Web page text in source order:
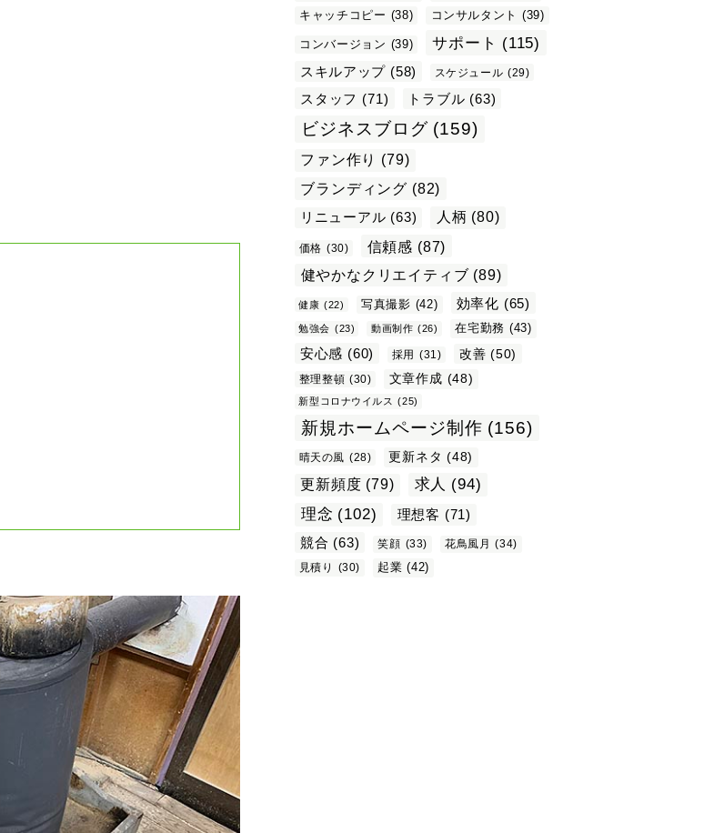
キャッチコピー (38) コンサルタント (39)
コンバージョン (39) サポート (115)
スキルアップ (58) スケジュール (29)
スタッフ (71) トラブル (63)
ビジネスブログ (159)
ファン作り
(79)
ブランディング (82)
リニューアル (63) 人柄 (80)
価格 (30) 信頼感 (87)
健やかなクリエイティブ (89)
健康 (22) 写真撮影 (42) 効率化 (65)
勉強会 (23) 動画制作 (26) 在宅勤務 (43)
安心感 (60) 採用 (31) 改善 (50)
整理整頓 (30) 文章作成 (48)
新型コロナウイルス (25)
新規ホームページ制作 (156)
晴天の風 (28) 更新ネタ (48)
更新頻度 (79) 求人 (94)
理念 (102) 理想客 (71)
競合 (63) 笑顔 (33) 花鳥風月 (34)
見積り
(30) 起業 (42)